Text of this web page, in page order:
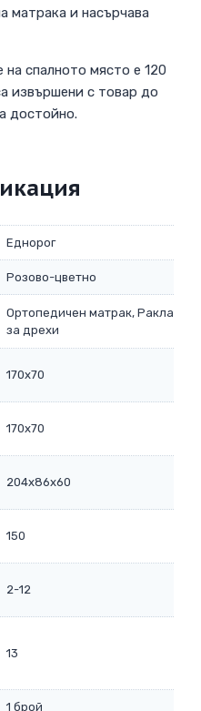
матрака и насърчава
спалното място е 120
извършени с товар до
достойно.
Еднорог
Розово-цветно
Ортопедичен матрак, Ракла
за дрехи
170х70
170х70
204х86х60
150
2-12
13
1 брой